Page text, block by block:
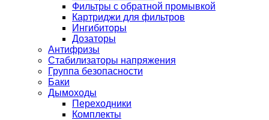
Фильтры с обратной промывкой
Картриджи для фильтров
Ингибиторы
Дозаторы
Антифризы
Стабилизаторы напряжения
Группа безопасности
Баки
Дымоходы
Переходники
Комплекты